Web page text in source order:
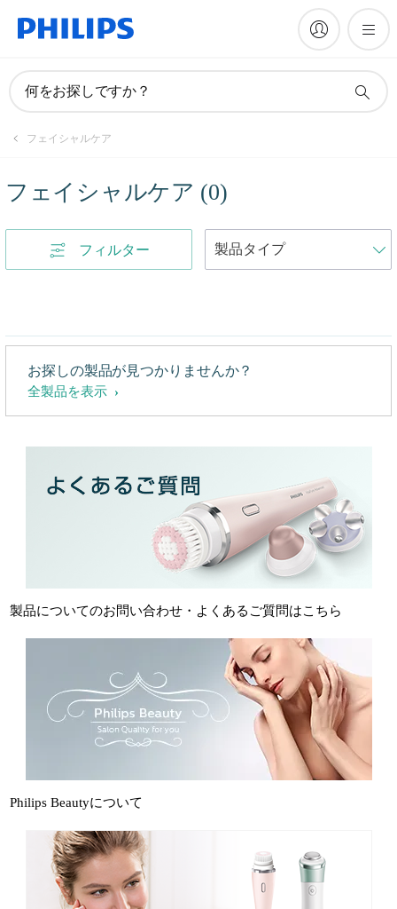
何をお探しですか？
フェイシャルケア
フェイシャルケア (0)
フィルター
お探しの製品が見つかりませんか？
全製品を表示
製品についてのお問い合わせ・よくあるご質問はこちら
Philips Beautyについて